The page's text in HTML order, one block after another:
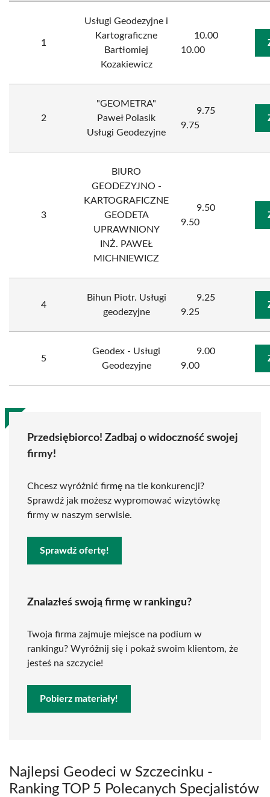
1
Usługi Geodezyjne i
Kartograficzne
Bartłomiej
Kozakiewicz
10.00
10.00
2
"GEOMETRA"
Paweł Polasik
Usługi Geodezyjne
9.75
9.75
3
BIURO
GEODEZYJNO -
KARTOGRAFICZNE
GEODETA
UPRAWNIONY
INŻ. PAWEŁ
MICHNIEWICZ
9.50
9.50
4
Bihun Piotr. Usługi
geodezyjne
9.25
9.25
5
Geodex - Usługi
Geodezyjne
9.00
9.00
Przedsiębiorco! Zadbaj o widoczność swojej
firmy!
Chcesz wyróżnić firmę na tle konkurencji?
Sprawdź jak możesz wypromować wizytówkę
firmy w naszym serwisie.
Sprawdź ofertę!
Znalazłeś swoją firmę w rankingu?
Twoja firma zajmuje miejsce na podium w
rankingu? Wyróżnij się i pokaż swoim klientom, że
jesteś na szczycie!
Pobierz materiały!
Najlepsi Geodeci w Szczecinku -
Ranking TOP 5 Polecanych Specjalistów